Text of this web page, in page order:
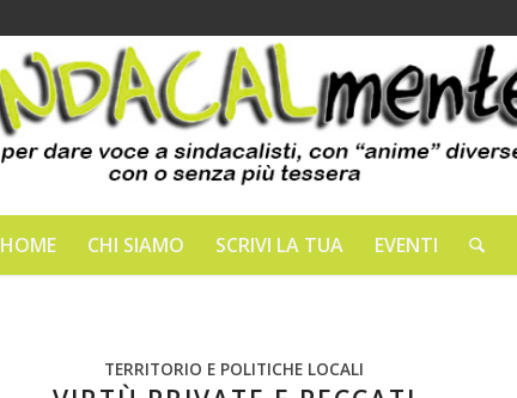
HOME CHI SIAMO SCRIVI LA TUA EVENTI
TERRITORIO E POLITICHE LOCALI